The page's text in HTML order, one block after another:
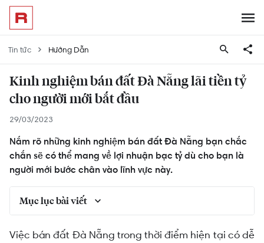
Tin tức Hướng Dẫn
Kinh nghiệm bán đất Đà Nẵng lãi tiền tỷ
cho người mới bắt đầu
29/03/2023
Nắm rõ những kinh nghiệm bán đất Đà Nẵng bạn chắc
chắn sẽ có thể mang về lợi nhuận bạc tỷ dù cho bạn là
người mới bước chân vào lĩnh vực này.
Mục lục bài viết
Bán đất Đà Nẵng khu vực nào tiềm năng nhất?
Việc bán đất Đà Nẵng trong thời điểm hiện tại có dễ